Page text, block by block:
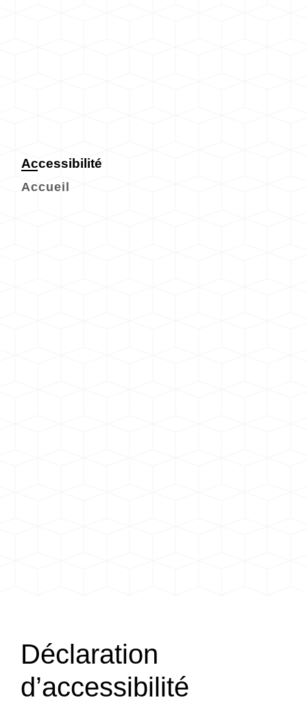
Accessibilité
Accueil
Déclaration
d’accessibilité